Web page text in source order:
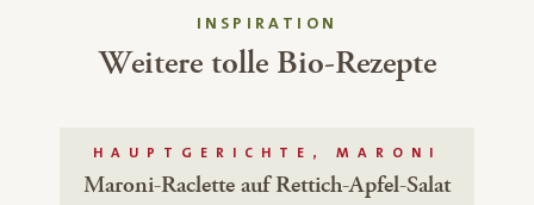
INSPIRATION
Weitere tolle Bio-Rezepte
HAUPTGERICHTE, MARONI
Maroni-Raclette auf Rettich-Apfel-Salat